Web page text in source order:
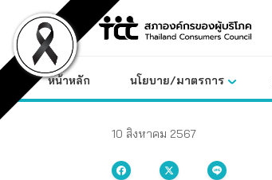
content
หน้าหลัก นโยบาย/มาตรการ
10 สิงหาคม 2567